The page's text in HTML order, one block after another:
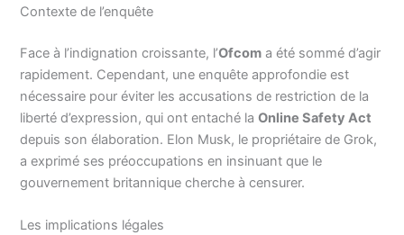
Contexte de l’enquête
Face à l’indignation croissante, l’Ofcom a été sommé d’agir
rapidement. Cependant, une enquête approfondie est
nécessaire pour éviter les accusations de restriction de la
liberté d’expression, qui ont entaché laOnline Safety Act
depuis son élaboration. Elon Musk, le propriétaire de Grok,
a exprimé ses préoccupations en insinuant que le
gouvernement britannique cherche à censurer.
Les implications légales